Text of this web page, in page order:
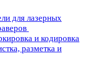
для лазерных
и кодировка
разметка и